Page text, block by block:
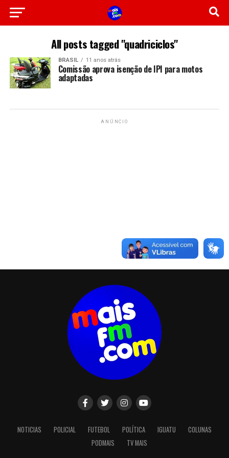
All posts tagged "quadriciclos"
BRASIL 11 anos atrás
Comissão aprova isenção de IPI para motos
adaptadas
ANÚNCIO
NOTICIAS POLICIAL FUTEBOL POLÍTICA IGUATU
COLUNAS
PODMAIS
TV MAIS